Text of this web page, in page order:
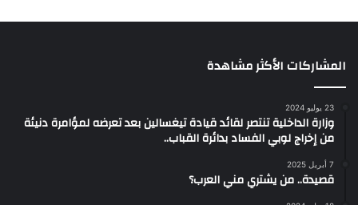
المشاركات الأكثر مشاهدة
23 يوليو 2024
وزارة الداخلية تنتصر لقائد قيادة تيغسالين بعد تعرضه لمؤامرة دنيئة
من إخراج لوبي الفساد بدائرة القباب..
7 أبريل 2025
قصيدة.. من يشتري مني العرب؟